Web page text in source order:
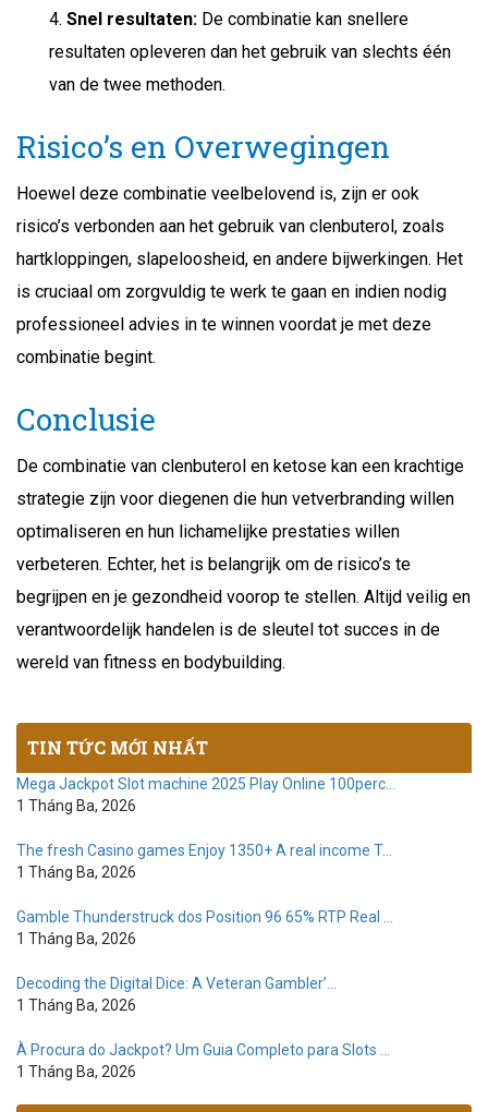
Snel resultaten: De combinatie kan snellere
resultaten opleveren dan het gebruik van slechts één
van de twee methoden.
Risico’s en Overwegingen
Hoewel deze combinatie veelbelovend is, zijn er ook
risico’s verbonden aan het gebruik van clenbuterol, zoals
hartkloppingen, slapeloosheid, en andere bijwerkingen. Het
is cruciaal om zorgvuldig te werk te gaan en indien nodig
professioneel advies in te winnen voordat je met deze
combinatie begint.
Conclusie
De combinatie van clenbuterol en ketose kan een krachtige
strategie zijn voor diegenen die hun vetverbranding willen
optimaliseren en hun lichamelijke prestaties willen
verbeteren. Echter, het is belangrijk om de risico’s te
begrijpen en je gezondheid voorop te stellen. Altijd veilig en
verantwoordelijk handelen is de sleutel tot succes in de
wereld van fitness en bodybuilding.
TIN TỨC MỚI NHẤT
Mega Jackpot Slot machine 2025 Play Online 100perc…
1 Tháng Ba, 2026
The fresh Casino games Enjoy 1350+ A real income T…
1 Tháng Ba, 2026
Gamble Thunderstruck dos Position 96 65% RTP Real …
1 Tháng Ba, 2026
Decoding the Digital Dice: A Veteran Gambler’…
1 Tháng Ba, 2026
À Procura do Jackpot? Um Guia Completo para Slots …
1 Tháng Ba, 2026